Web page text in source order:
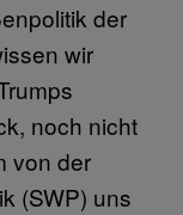
der
wir
noch nicht
von der
(SWP) uns